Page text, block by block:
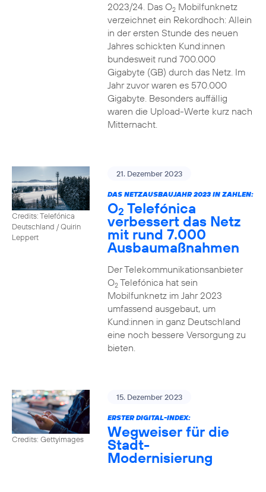
2023/24. Das O2Mobilfunknetz
verzeichnet ein Rekordhoch: Allein
in der ersten Stunde des neuen
Jahres schickten Kund:innen
bundesweit rund 700.000
Gigabyte (GB) durch das Netz. Im
Jahr zuvor waren es 570.000
Gigabyte. Besonders auffällig
waren die Upload-Werte kurz nach
Mitternacht.
Credits: Telefónica
Deutschland / Quirin
Leppert
21. Dezember 2023
DAS NETZAUSBAUJAHR 2023 IN ZAHLEN:
O2 Telefónica
verbessert das Netz
mit rund 7.000
Ausbaumaßnahmen
Der Telekommunikationsanbieter
O2Telefónica hat sein
Mobilfunknetz im Jahr 2023
umfassend ausgebaut, um
Kund:innen in ganz Deutschland
eine noch bessere Versorgung zu
bieten.
Credits: Gettyimages
15. Dezember 2023
ERSTER DIGITAL-INDEX:
Wegweiser für die
Stadt-
Modernisierung